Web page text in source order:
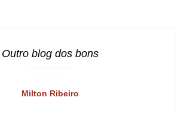
Outro blog dos bons
Milton Ribeiro